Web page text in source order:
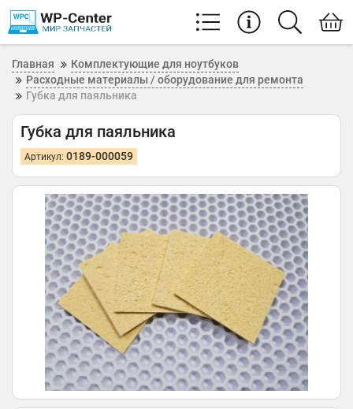
Главная
Комплектующие для ноутбуков
Расходные материалы / оборудование для ремонта
Губка для паяльника
Губка для паяльника
Артикул: 0189-000059